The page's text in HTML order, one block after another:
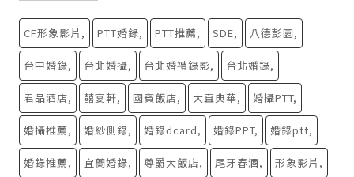
CF形象影片 PTT婚錄 PTT推薦 SDE 八德彭園
台中婚錄 台北婚攝 台北婚禮錄影 台北婚錄
君品酒店 囍宴軒 國賓飯店 大直典華 婚攝PTT
婚攝推薦 婚紗側錄 婚錄dcard 婚錄PPT 婚錄ptt
婚錄推薦 宜蘭婚錄 尊爵大飯店 尾牙春酒 形象影片